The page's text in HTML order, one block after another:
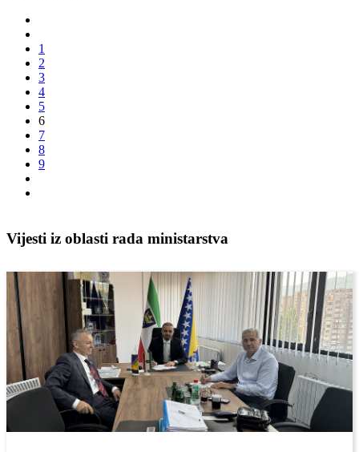
1
2
3
4
5
6
7
8
9
Vijesti iz oblasti rada ministarstva